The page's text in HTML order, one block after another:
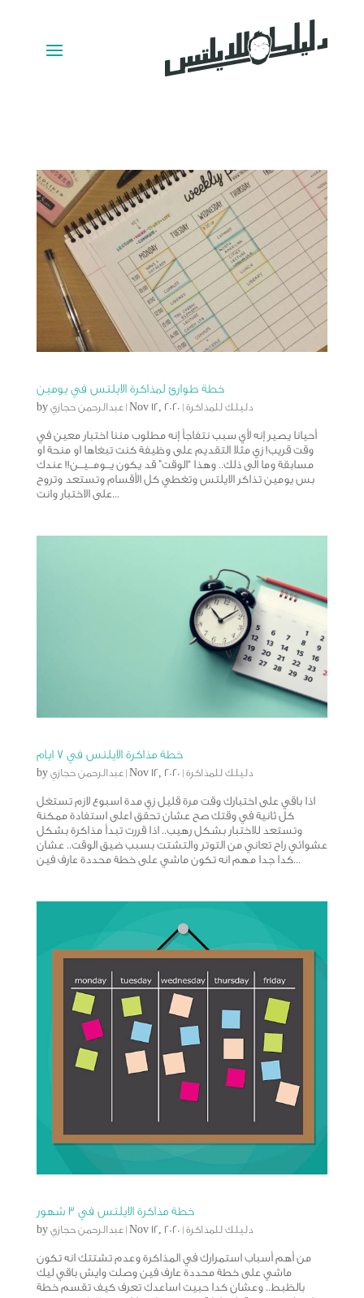
خطة طوارئ لمذاكرة الايلتس في يومين
by عبدالرحمن حجازي | Nov 12, 2020 | دليلك للمذاكرة
أحيانا يصير إنه لأي سبب نتفاجأ إنه مطلوب مننا اختبار معين في
وقت قريب! زي مثلا التقديم على وظيفة كنت تبغاها او منحة او
مسابقة وما الى ذلك.. وهذا “الوقت” قد يكون يـــومـــيـــن!! عندك
بس يومين تذاكر الايلتس وتغطي كل الأقسام وتستعد وتروح
على الاختبار وانت...
خطة مذاكرة الايلتس في ٧ ايام
by عبدالرحمن حجازي | Nov 12, 2020 | دليلك للمذاكرة
اذا باقي على اختبارك وقت مرة قليل زي مدة اسبوع لازم تستغل
كل ثانية في وقتك صح عشان تحقق اعلى استفادة ممكنة
وتستعد للاختبار بشكل رهيب.. اذا قررت تبدأ مذاكرة بشكل
عشوائي راح تعاني من التوتر والتشتت بسبب ضيق الوقت.. عشان
كدا جدا مهم انه تكون ماشي على خطة محددة عارف فين...
خطة مذاكرة الايلتس في ٣ شهور
by عبدالرحمن حجازي| Nov 12, 2020 | دليلك للمذاكرة
من أهم أسباب استمرارك في المذاكرة وعدم تشتتك انه تكون
ماشي على خطة محددة عارف فين وصلت وايش باقي ليك
بالظبط.. وعشان كدا حبيت اساعدك تعرف كيف تقسم خطة